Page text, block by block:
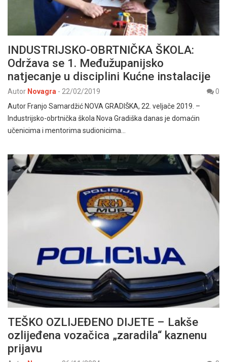
INDUSTRIJSKO-OBRTNIČKA ŠKOLA:
Održava se 1. Međužupanijsko
natjecanje u disciplini Kućne instalacije
Autor Novagra - 22/02/2019
0
Autor Franjo Samardžić NOVA GRADIŠKA, 22. veljače 2019. –
Industrijsko-obrtnička škola Nova Gradiška danas je domaćin
učenicima i mentorima sudionicima…
TEŠKO OZLIJEĐENO DIJETE – Lakše
ozlijeđena vozačica „zaradila“ kaznenu
prijavu